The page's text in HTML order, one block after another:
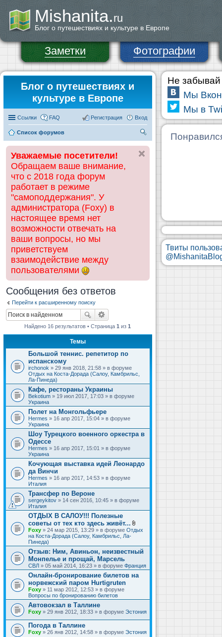
Mishanita.ru
Блог о путешествиях и культуре в Европе
Заметки Фотографии
Блог о путешествиях и
культуре в Европе
Ссылки FAQ Вход
Регистрация
Список форумов
ск
Уважаемые посетители!
Обращаем ваше внимание,
что с 2018 года форум
работает в режиме
"самоподдержания". У
администратора (Foxy) в
настоящее время нет
возможности отвечать на
ваши вопросы, но мы
приветствуем
взаимодействие между
пользователями
Сообщения без ответов
Перейти к расширенному поиску
Найдено 16 результатов • Страница1 из1
Темы
Большой теннис. репетитор по
испанскому
irchonok » 29 янв 2018, 21:58 » в форуме
Отдых на Коста-Дорада (Салоу, Камбрильс,
Ла-Пинеда)
Кафе, рестораны Украины
Bekotium » 19 июл 2017, 17:03 » в форуме
Украина
Полет на Монгольфьере
Hermes » 16 апр 2017, 15:04 » в форуме
Украина
Шоу Турецкого военного оркестра в
Одессе
Hermes » 16 апр 2017, 15:01 » в форуме
Украина
Кочующая выставка идей Леонардо
да Винчи
Hermes » 16 апр 2017, 14:53 » в форуме
Италия
Трансфер по Вероне
sergeykitov » 14 сен 2016, 10:45 » в форуме
Италия
ОТДЫХ В САЛОУ!!! Полезные
советы от тех кто здесь живёт...
В
л
ж
е
и
я
Foxy » 24 мар 2015, 13:29 » в форуме Отдых
на Коста-Дорада (Салоу, Камбрильс, Ла-
Пинеда)
Отзыв: Ним, Авиньон, неизвестный
Монпелье и прощай, Марсель
СВЛ » 05 май 2014, 16:23 » в форуме Франция
Онлайн-бронирование билетов на
норвежский паром Hurtigruten
Foxy » 11 мар 2012, 12:53 » в форуме
Вопросы по бронированию билетов
Автовокзал в Таллине
Foxy » 29 янв 2012, 18:33 » в форуме Эстония
Погода в Таллине
Foxy » 26 янв 2012, 14:58 » в форуме Эстония
Не забывай
Мы
Мы в
Твиты